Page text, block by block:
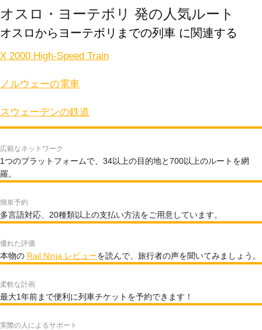
オスロ・ヨーテボリ 発の人気ルート
オスロからヨーテボリまでの列車 に関連する
X 2000 High-Speed Train
ノルウェーの電車
スウェーデンの鉄道
広範なネットワーク
1つのプラットフォームで、34以上の目的地と700以上のルートを網
羅。
簡単予約
多言語対応、20種類以上の支払い方法をご用意しています。
優れた評価
本物の Rail Ninja レビューを読んで、旅行者の声を聞いてみましょう。
柔軟な計画
最大1年前まで便利に列車チケットを予約できます！
実際の人によるサポート